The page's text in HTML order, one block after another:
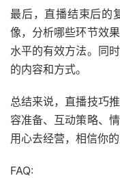
最后，直播结束后的
像，分析哪些环节效
水平的有效方法。同
的内容和方式。
总结来说，直播技巧
容准备、互动策略、
用心去经营，相信你
FAQ: